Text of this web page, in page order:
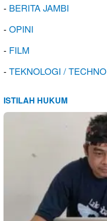
- BERITA JAMBI
-OPINI
- FILM
-TEKNOLOGI / TECHNO
ISTILAH HUKUM